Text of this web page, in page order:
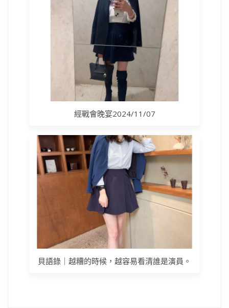
經戰會晚宴2024/11/07
貝語錄｜越糟的時候，越容易看清誰是演員。